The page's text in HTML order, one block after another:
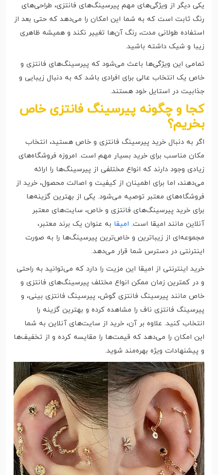
یکی دیگر از ویژگی‌های مهم پیرسینگ‌های فانتزی، طراحی‌های
رنگ ثابت است که به شما این امکان را می‌دهد که حتی بعد از
استفاده طولانی مدت، رنگ آن‌ها تغییر نکند و همیشه ظاهری
زیبا و شیک داشته باشید.
تمامی این ویژگی‌ها باعث می‌شود که پیرسینگ‌های فانتزی و
خاص یک انتخاب عالی برای افرادی باشد که به دنبال زیبایی و
جذابیت در استایل خود هستند.
کجا و چگونه پیرسینگ فانتزی خاص
بخریم؟
اگر به دنبال خرید پیرسینگ فانتزی و خاص هستید، انتخاب
مکان مناسب برای خرید بسیار مهم است. امروزه فروشگاه‌های
زیادی وجود دارند که انواع مختلفی از پیرسینگ‌ها را ارائه
می‌دهند، اما برای اطمینان از کیفیت و اصالت محصول، خرید از
فروشگاه‌های معتبر توصیه می‌شود. یکی از بهترین گزینه‌ها
برای خرید پیرسینگ‌های فانتزی و خاص، سایت‌های معتبر
آنلاین مانند امیقا است. امیقا به عنوان یک برند معتبر،
مجموعه‌ای از زیباترین و خاص‌ترین پیرسینگ‌ها را به صورت
اینترنتی در دسترس شما قرار می‌دهد.
خرید اینترنتی از امیقا این مزیت را دارد که می‌توانید به راحتی
و در کمترین زمان ممکن انواع مختلف پیرسینگ‌های فانتزی و
خاص مانند پیرسینگ فانتزی گوش، پیرسینگ فانتزی بینی، و
پیرسینگ فانتزی ناف را مشاهده کرده و بهترین گزینه را
انتخاب کنید. علاوه بر آن، خرید از سایت‌های آنلاین به شما
این امکان را می‌دهد که قیمت‌ها را مقایسه کرده و از تخفیف‌ها
و پیشنهادات ویژه بهره‌مند شوید.